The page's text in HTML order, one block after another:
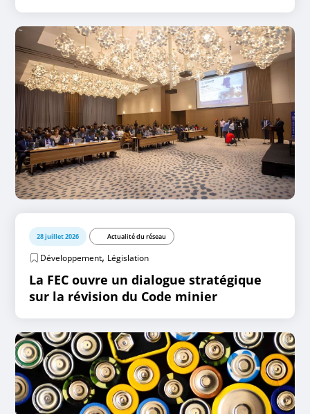
28 juillet 2026 Actualité du réseau
Développement, Législation
La FEC ouvre un dialogue stratégique
sur la révision du Code minier